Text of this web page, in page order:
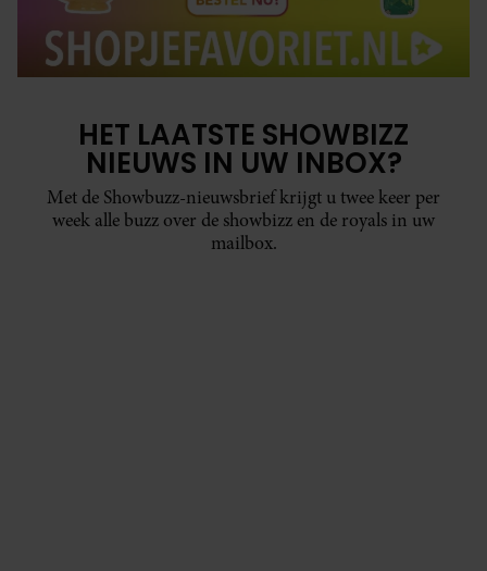
HET LAATSTE SHOWBIZZ
NIEUWS IN UW INBOX?
Met de Showbuzz-nieuwsbrief krijgt u twee keer per
week alle buzz over de showbizz en de royals in uw
mailbox.